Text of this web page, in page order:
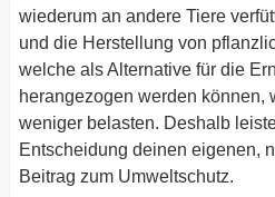
wiederum an andere Tiere
und die Herstellung von
welche als Alternative für die
herangezogen werden können,
weniger belasten. Deshalb
Entscheidung deinen eigenen,
Beitrag zum Umweltschutz.